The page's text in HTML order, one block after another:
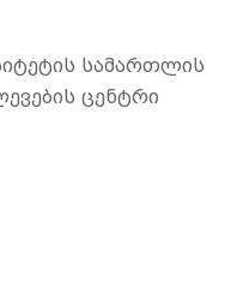
სამართლის
ცენტრი